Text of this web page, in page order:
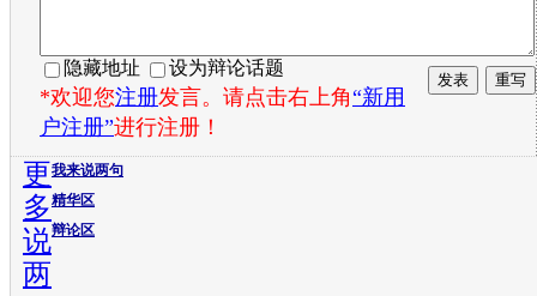
隐藏地址 设为辩论话题
*欢迎您注册发言。请点击右上角“新用
户注册”进行注册！
我来说两句
精华区
辩论区
更
多
说
两